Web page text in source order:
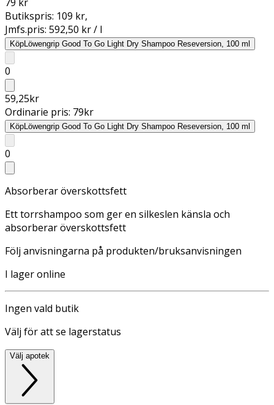
Butikspris: 109 kr,
Jmfs.pris: 592,50 kr / l
KöpLöwengrip Good To Go Light Dry Shampoo Reseversion, 100 ml
0
59,25kr
Ordinarie pris: 79kr
KöpLöwengrip Good To Go Light Dry Shampoo Reseversion, 100 ml
0
Absorberar överskottsfett
Ett torrshampoo som ger en silkeslen känsla och
absorberar överskottsfett
Följ anvisningarna på produkten/bruksanvisningen
I lager online
Ingen vald butik
Välj för att se lagerstatus
Välj apotek